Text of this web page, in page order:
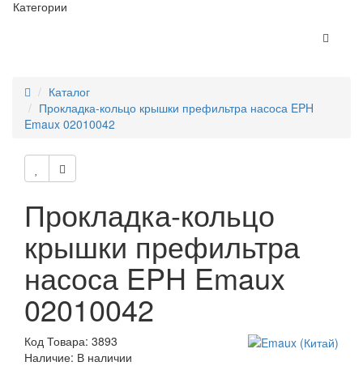
Категории
Каталог
Прокладка-кольцо крышки префильтра насоса EPH
Emaux 02010042
Прокладка-кольцо
крышки префильтра
насоса EPH Emaux
02010042
Код Товара: 3893
Наличие: В наличии